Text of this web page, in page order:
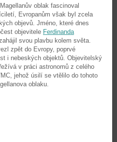
oblak fascinoval
Evropanům však byl zcela
objevů. Jméno, které dnes
objevitele Ferdinanda
svou plavbu kolem světa.
zpět do Evropy, poprvé
i nebeských objektů. Objevitelský
v práci astronomů z celého
jehož úsilí se vtělilo do tohoto
oblaku.